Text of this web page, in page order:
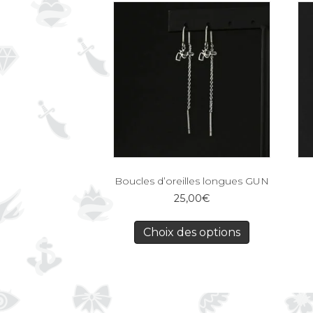
Boucles d’oreilles longues GUN
25,00€
Choix des options